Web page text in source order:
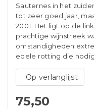
Sauternes in het
tot zeer goed jaar,
2001. Het ligt op de
prachtige wijnstreek
omstandigheden
edele rotting die
Op verlanglijst
75,50